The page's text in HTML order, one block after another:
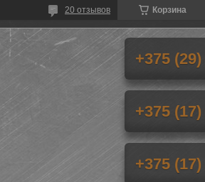
Корзина
20 отзывов
+375
+375
+375